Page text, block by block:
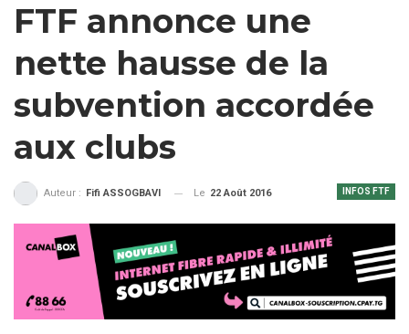
FTF annonce une
nette hausse de la
subvention accordée
aux clubs
INFOS FTF
Auteur : Fifi ASSOGBAVI Le 22 Août 2016